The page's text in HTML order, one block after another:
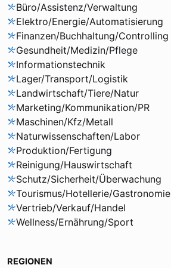
Büro/Assistenz/Verwaltung
Elektro/Energie/Automatisierung
Finanzen/Buchhaltung/Controlling
Gesundheit/Medizin/Pflege
Informationstechnik
Lager/Transport/Logistik
Landwirtschaft/Tiere/Natur
Marketing/Kommunikation/PR
Maschinen/Kfz/Metall
Naturwissenschaften/Labor
Produktion/Fertigung
Reinigung/Hauswirtschaft
Schutz/Sicherheit/Überwachung
Tourismus/Hotellerie/Gastronomie
Vertrieb/Verkauf/Handel
Wellness/Ernährung/Sport
REGIONEN